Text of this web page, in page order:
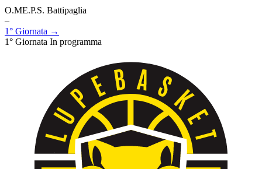
O.ME.P.S. Battipaglia
–
1° Giornata →
1° Giornata In programma